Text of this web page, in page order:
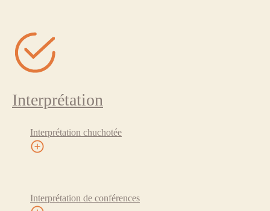
Interprétation
Interprétation chuchotée
Interprétation de conférences